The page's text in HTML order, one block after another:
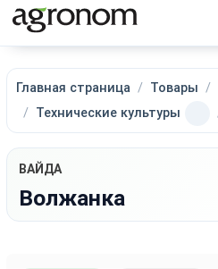
Главная страница Товары
Технические культуры
ВАЙДА
Волжанка